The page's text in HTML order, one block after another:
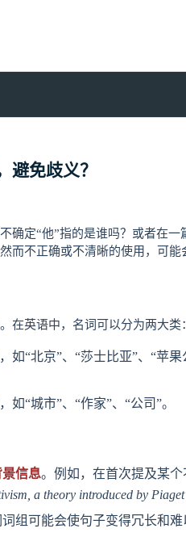
免歧义？
确定“他”指的是谁吗？或者在
而不正确或不清晰的使用，可
在英语中，名词可以分为两大类
如“北京”、“莎士比亚”、“苹
“城市”、“作家”、“公司”。
信息。例如，在首次提及某
a theory introduced by
组可能会使句子变得冗长和难